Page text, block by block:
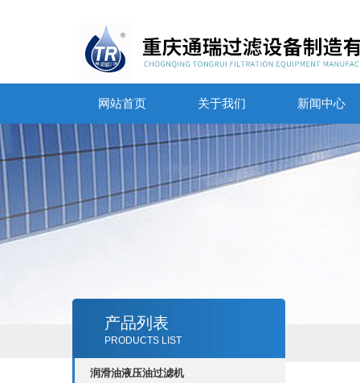
网站首页 关于我们 新闻中心
产品列表
PRODUCTS LIST
润滑油液压油过滤机